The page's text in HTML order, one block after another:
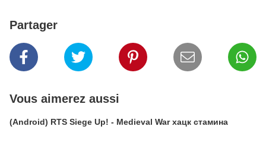
Partager
Vous aimerez aussi
(Android) RTS Siege Up! - Medieval War хацк стамина